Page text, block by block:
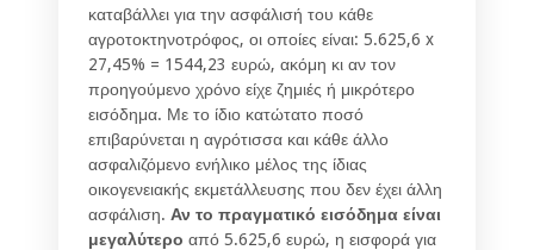
καταβάλλει για την ασφάλισή του κάθε
αγροτοκτηνοτρόφος, οι οποίες είναι: 5.625,6 x
27,45% = 1544,23 ευρώ, ακόμη κι αν τον
προηγούμενο χρόνο είχε ζημιές ή μικρότερο
εισόδημα. Με το ίδιο κατώτατο ποσό
επιβαρύνεται η αγρότισσα και κάθε άλλο
ασφαλιζόμενο ενήλικο μέλος της ίδιας
οικογενειακής εκμετάλλευσης που δεν έχει άλλη
ασφάλιση. Αν το πραγματικό εισόδημα είναι
μεγαλύτερο από 5.625,6 ευρώ, η εισφορά για